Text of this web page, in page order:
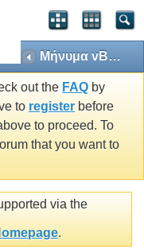
Μήνυμα vBulletin
out the FAQ by
to register before
to proceed. To
that you want to
via the
.